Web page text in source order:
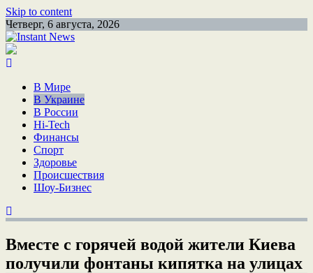
Skip to content
Четверг, 6 августа, 2026
В Мире
В Украине
В России
Hi-Tech
Финансы
Спорт
Здоровье
Происшествия
Шоу-Бизнес
Вместе с горячей водой жители Киева
получили фонтаны кипятка на улицах